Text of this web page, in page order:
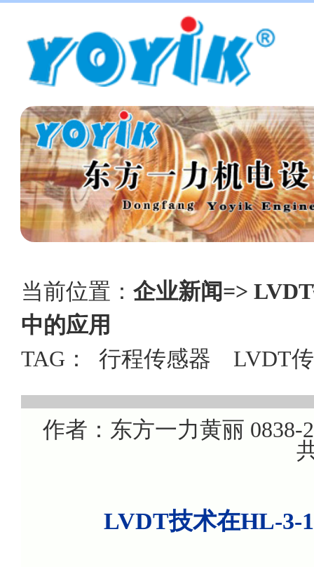
当前位置： 企业新闻=>
中的应用
TAG： 行程传感器 LVDT
作者：东方一力黄丽
LVDT技术在HL-3-